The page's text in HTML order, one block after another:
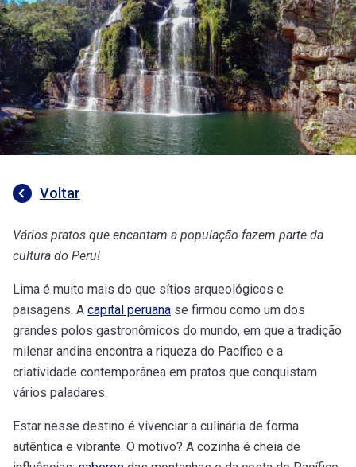
Voltar
Vários pratos que encantam a população fazem parte da
cultura do Peru!
Lima é muito mais do que sítios arqueológicos e
paisagens. A capital peruana se firmou como um dos
grandes polos gastronômicos do mundo, em que a tradição
milenar andina encontra a riqueza do Pacífico e a
criatividade contemporânea em pratos que conquistam
vários paladares.
Estar nesse destino é vivenciar a culinária de forma
autêntica e vibrante. O motivo? A cozinha é cheia de